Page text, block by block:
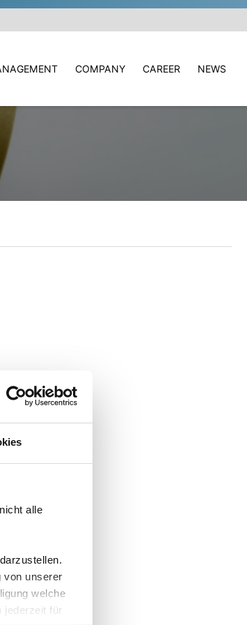
alle
von unserer
welche
jederzeit für
COMPANY CAREER NEWS